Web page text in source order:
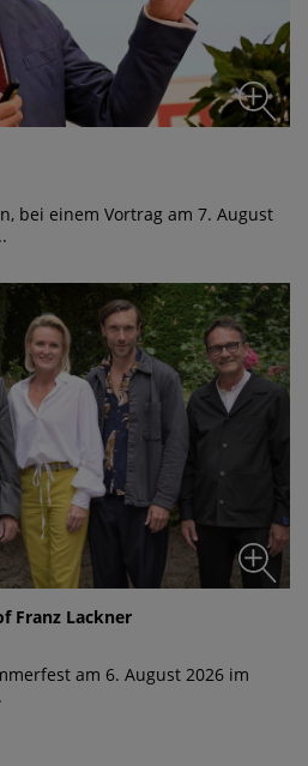
bei einem Vortrag am 7. August
Franz Lackner
am 6. August 2026 im